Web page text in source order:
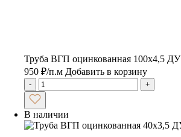
Труба ВГП оцинкованная 100х4,5 ДУ
950 ₽/п.м Добавить в корзину
- +
В наличии